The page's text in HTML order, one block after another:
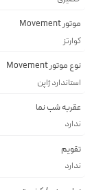
موتور Movement
کوارتز
نوع موتور Movement
استاندارد ژاپن
عقربه شب نما
ندارد
تقویم
ندارد